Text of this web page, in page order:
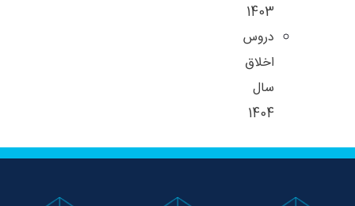
1403
دروس
اخلاق
سال
1404